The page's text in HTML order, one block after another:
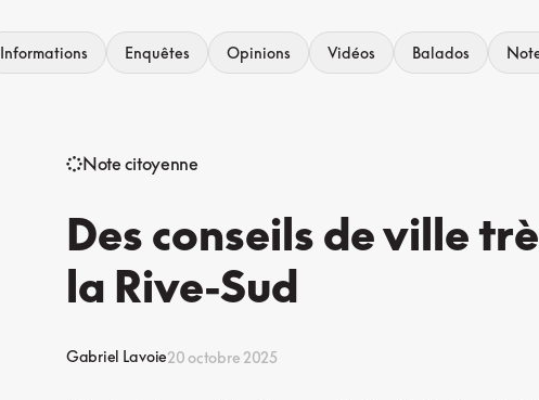
Informations Enquêtes Opinions Vidéos Balados
Note citoyenne
Des conseils de ville
la Rive-Sud
Gabriel Lavoie20 octobre 2025